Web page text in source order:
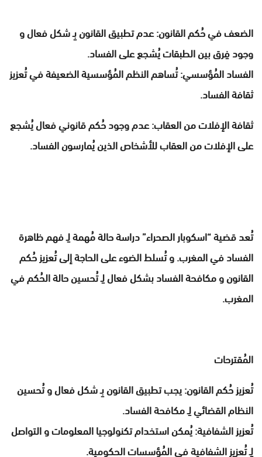
الضعف في حُكم القانون: عدم تطبيق القانون بِـ شكل فعال و
وجود فِرق بين الطبقات يُشجع على الفساد.
الفساد المُؤسسي: تُساهم النظم المُؤسسية الضعيفة في تُعزيز
ثقافة الفساد.
ثقافة الإفلات من العقاب: عدم وجود حُكم قانوني فعال يُشجع
على الإفلات من العقاب للأشخاص الذين يُمارسون الفساد.
تُعد قضية “اسكوبار الصحراء” دراسة حالة مُهمة لِـ فهم ظاهرة
الفساد في المغرب. و تُسلط الضوء على الحاجة إلى تُعزيز حُكم
القانون و مكافحة الفساد بشكل فعال لِـ تُحسين حالة الحُكم في
المغرب.
المُقترحات
تُعزيز حُكم القانون: يجب تطبيق القانون بِـ شكل فعال و تُحسين
النظام القضائي لِـ مكافحة الفساد.
تُعزيز الشفافية: يُمكن استخدام تكنولوجيا المعلومات و التواصل
لِـ تُعزيز الشفافية في المُؤسسات الحكومية.